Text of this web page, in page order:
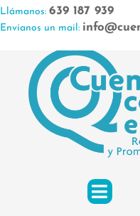
Llámanos: 639 187 939
Envíanos un mail: